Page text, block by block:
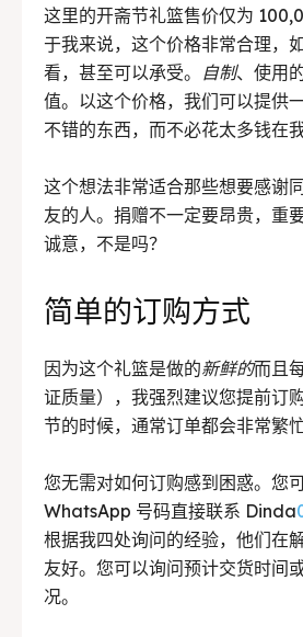
这里的开斋节礼篮售价仅为
于我来说，这个价格非常合理，
看，甚至可以承受。
自制、使用
值。以这个价格，我们可以提供
不错的东西，而不必花太多钱在
这个想法非常适合那些想要感谢
友的人。捐赠不一定要昂贵，重
诚意，不是吗？
简单的订购方式
因为这个礼篮是做的新鲜的而且
证质量），我强烈建议您提前订
节的时候，通常订单都会非常繁忙
您无需对如何订购感到困惑。您
WhatsApp 号码直接联系 Dinda
根据我四处询问的经验，他们在
友好。您可以询问预计交货时间
况。